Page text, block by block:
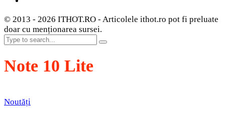
© 2013 - 2026 ITHOT.RO - Articolele ithot.ro pot fi preluate
doar cu menționarea sursei.
Note 10 Lite
Noutăți